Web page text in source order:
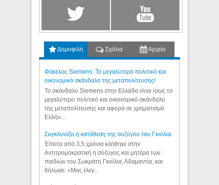
Δημοφιλή Σχόλια Αρχείο
Φάκελος Siemens: Το μεγαλύτερο πολιτικό και
οικονομικό σκάνδαλο της μεταπολίτευσης!
Το σκάνδαλο Siemens στην Ελλάδα είναι ίσως το
μεγαλύτερο πολιτικό και οικονομικό σκάνδαλο
της μεταπολίτευσης και αφορά σε χρηματισμό
Ελλήν...
Συγκλονίζει η κατάθεση της συζύγου του Γκιόλια
Έπειτα από 3,5 χρόνια κλήθηκε στην
Αντιτρομοκρατική η σύζυγος και μητέρα των
παιδιών του Σωκράτη Γκιόλια, Αδαμαντία, και
δήλωσε: «Μας έλεγ...